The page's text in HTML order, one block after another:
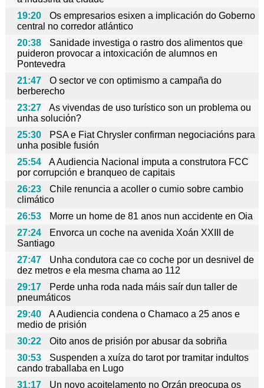
19:20
Os empresarios esixen a implicación do Goberno
central no corredor atlántico
20:38
Sanidade investiga o rastro dos alimentos que
puideron provocar a intoxicación de alumnos en
Pontevedra
21:47
O sector ve con optimismo a campaña do
berberecho
23:27
As vivendas de uso turístico son un problema ou
unha solución?
25:30
PSA e Fiat Chrysler confirman negociacións para
unha posible fusión
25:54
A Audiencia Nacional imputa a construtora FCC
por corrupción e branqueo de capitais
26:23
Chile renuncia a acoller o cumio sobre cambio
climático
26:53
Morre un home de 81 anos nun accidente en Oia
27:24
Envorca un coche na avenida Xoán XXIII de
Santiago
27:47
Unha condutora cae co coche por un desnivel de
dez metros e ela mesma chama ao 112
29:17
Perde unha roda nada máis saír dun taller de
pneumáticos
29:40
A Audiencia condena o Chamaco a 25 anos e
medio de prisión
30:22
Oito anos de prisión por abusar da sobriña
30:53
Suspenden a xuíza do tarot por tramitar indultos
cando traballaba en Lugo
31:17
Un novo acoitelamento no Orzán preocupa os